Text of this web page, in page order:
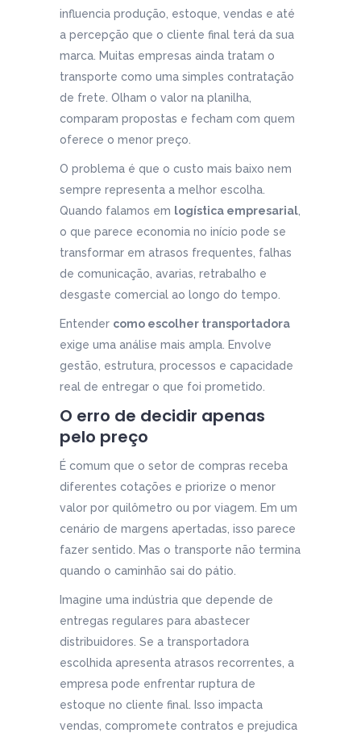
influencia produção, estoque, vendas e até
a percepção que o cliente final terá da sua
marca. Muitas empresas ainda tratam o
transporte como uma simples contratação
de frete. Olham o valor na planilha,
comparam propostas e fecham com quem
oferece o menor preço.
O problema é que o custo mais baixo nem
sempre representa a melhor escolha.
Quando falamos em logística empresarial
o que parece economia no início pode se
transformar em atrasos frequentes, falhas
de comunicação, avarias, retrabalho e
desgaste comercial ao longo do tempo.
Entender como escolher transportadora
exige uma análise mais ampla. Envolve
gestão, estrutura, processos e capacidade
real de entregar o que foi prometido.
O erro de decidir apenas
pelo preço
É comum que o setor de compras receba
diferentes cotações e priorize o menor
valor por quilômetro ou por viagem. Em um
cenário de margens apertadas, isso parece
fazer sentido. Mas o transporte não termina
quando o caminhão sai do pátio.
Imagine uma indústria que depende de
entregas regulares para abastecer
distribuidores. Se a transportadora
escolhida apresenta atrasos recorrentes, a
empresa pode enfrentar ruptura de
estoque no cliente final. Isso impacta
vendas, compromete contratos e prejudica